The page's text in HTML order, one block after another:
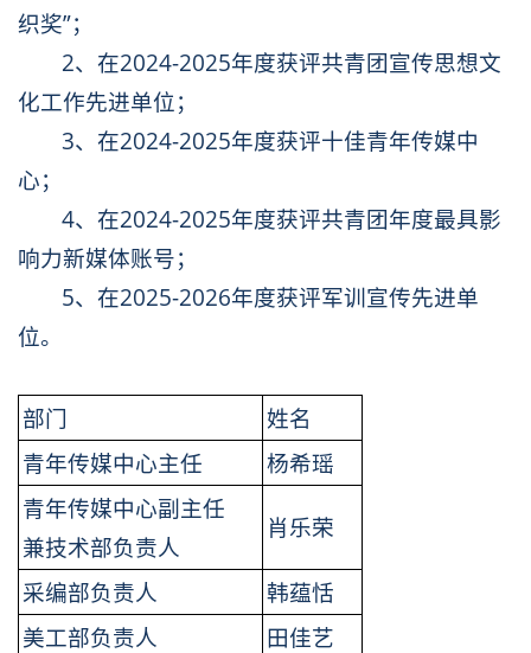
织奖”；
2、在2024-2025年度获评共青团宣传思想文
化工作先进单位；
3、在2024-2025年度获评十佳青年传媒中
心；
4、在2024-2025年度获评共青团年度最具影
响力新媒体账号；
5、在2025-2026年度获评军训宣传先进单
位。
部门
姓名
青年传媒中心主任
杨希瑶
青年传媒中心副主任
兼技术部负责人
肖乐荣
采编部负责人
韩蕴恬
美工部负责人
田佳艺